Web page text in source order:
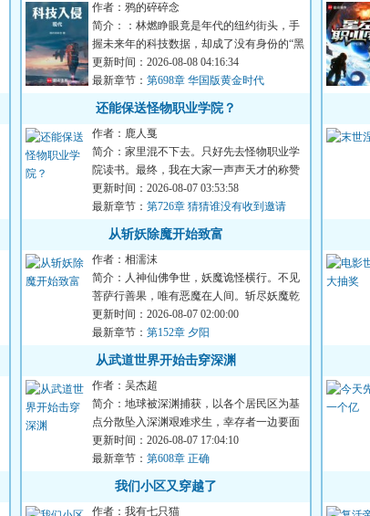
作者：鸦的碎碎念
简介：：林燃睁眼竟是年代的纽约街头，手
握未来年的科技数据，却成了没有身份的“黑
户”。他不得不用一篇...
更新时间：2026-08-08 04:16:34
最新章节： 第698章 华国版黄金时代
还能保送怪物职业学院？
作者：鹿人戛
简介：家里混不下去。只好先去怪物职业学
院读书。最终，我在大家一声声天才的称赞
中迷失了自己，走上了不...
更新时间：2026-08-07 03:53:58
最新章节： 第726章 猜猜谁没有收到邀请
从斩妖除魔开始致富
作者：相濡沫
简介：人神仙佛争世，妖魔诡怪横行。不见
菩萨行善果，唯有恶魔在人间。斩尽妖魔乾
坤净，浮屠九天神鬼惊。...
更新时间：2026-08-07 02:00:00
最新章节： 第152章 夕阳
从武道世界开始击穿深渊
作者：吴杰超
简介：地球被深渊捕获，以各个居民区为基
点分散坠入深渊艰难求生，幸存者一边要面
对深渊的恶劣环境，一边...
更新时间：2026-08-07 17:04:10
最新章节： 第608章 正确
我们小区又穿越了
作者：我有七只猫